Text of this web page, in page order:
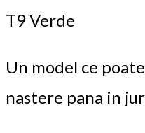
T9 Verde
Un model ce
nastere pana in